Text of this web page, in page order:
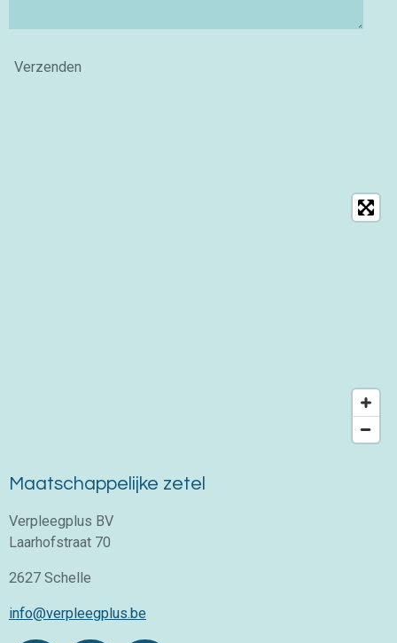
Verzenden
Maatschappelijke zetel
Verpleegplus BV
Laarhofstraat 70
2627 Schelle
info@verpleegplus.be